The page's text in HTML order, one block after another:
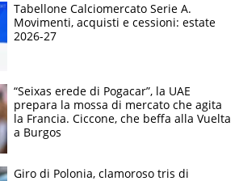
Tabellone Calciomercato Serie A.
Movimenti, acquisti e cessioni: estate
2026-27
“Seixas erede di Pogacar”, la UAE
prepara la mossa di mercato che agita
la Francia. Ciccone, che beffa alla Vuelta
a Burgos
Giro di Polonia, clamoroso tris di